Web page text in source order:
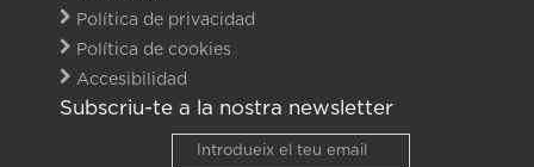
Política de privacidad
Política de cookies
Accesibilidad
Subscriu-te a la nostra newsletter